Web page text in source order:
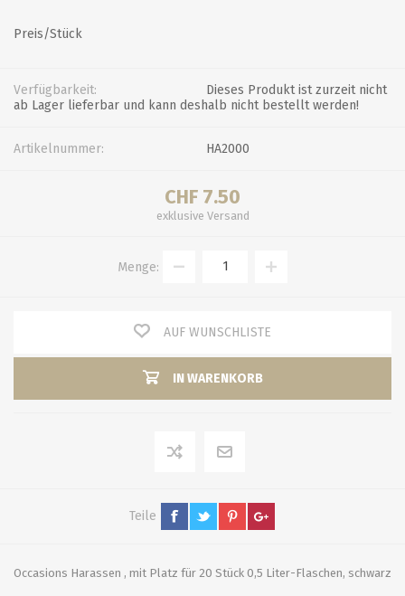
Preis/Stück
Verfügbarkeit:
Dieses Produkt ist zurzeit nicht
ab Lager lieferbar und kann deshalb nicht bestellt werden!
Artikelnummer: HA2000
CHF 7.50
exklusive Versand
Menge:
AUF WUNSCHLISTE
IN WARENKORB
Teile
Occasions Harassen , mit Platz für 20 Stück 0,5 Liter-Flaschen, schwarz